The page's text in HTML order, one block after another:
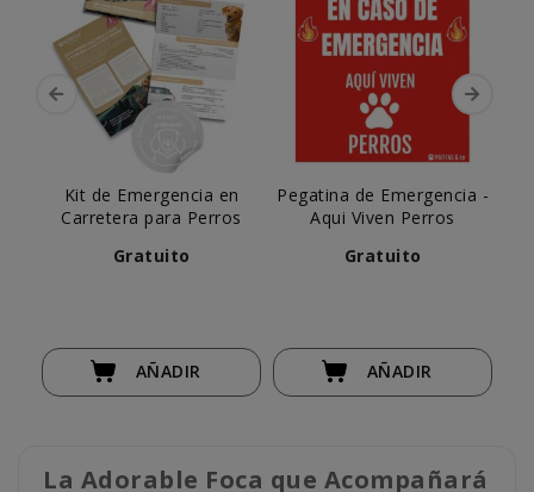
Kit de Emergencia en
Carretera para Perros
Gratuito
AÑADIR
Pegatina de Emergencia -
Aqui Viven Perros
Gratuito
AÑADIR
La Adorable Foca que Acompañará